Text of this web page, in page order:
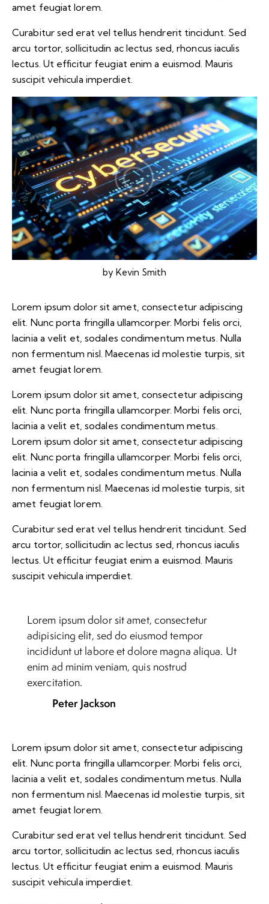
amet feugiat lorem.
Curabitur sed erat vel tellus hendrerit tincidunt. Sed
arcu tortor, sollicitudin ac lectus sed, rhoncus iaculis
lectus. Ut efficitur feugiat enim a euismod. Mauris
suscipit vehicula imperdiet.
by Kevin Smith
Lorem ipsum dolor sit amet, consectetur adipiscing
elit. Nunc porta fringilla ullamcorper. Morbi felis orci,
lacinia a velit et, sodales condimentum metus. Nulla
non fermentum nisl. Maecenas id molestie turpis, sit
amet feugiat lorem.
Lorem ipsum dolor sit amet, consectetur adipiscing
elit. Nunc porta fringilla ullamcorper. Morbi felis orci,
lacinia a velit et, sodales condimentum metus.
Lorem ipsum dolor sit amet, consectetur adipiscing
elit. Nunc porta fringilla ullamcorper. Morbi felis orci,
lacinia a velit et, sodales condimentum metus. Nulla
non fermentum nisl. Maecenas id molestie turpis, sit
amet feugiat lorem.
Curabitur sed erat vel tellus hendrerit tincidunt. Sed
arcu tortor, sollicitudin ac lectus sed, rhoncus iaculis
lectus. Ut efficitur feugiat enim a euismod. Mauris
suscipit vehicula imperdiet.
Lorem ipsum dolor sit amet, consectetur
adipisicing elit, sed do eiusmod tempor
incididunt ut labore et dolore magna aliqua. Ut
enim ad minim veniam, quis nostrud
exercitation.
Peter Jackson
Lorem ipsum dolor sit amet, consectetur adipiscing
elit. Nunc porta fringilla ullamcorper. Morbi felis orci,
lacinia a velit et, sodales condimentum metus. Nulla
non fermentum nisl. Maecenas id molestie turpis, sit
amet feugiat lorem.
Curabitur sed erat vel tellus hendrerit tincidunt. Sed
arcu tortor, sollicitudin ac lectus sed, rhoncus iaculis
lectus. Ut efficitur feugiat enim a euismod. Mauris
suscipit vehicula imperdiet.